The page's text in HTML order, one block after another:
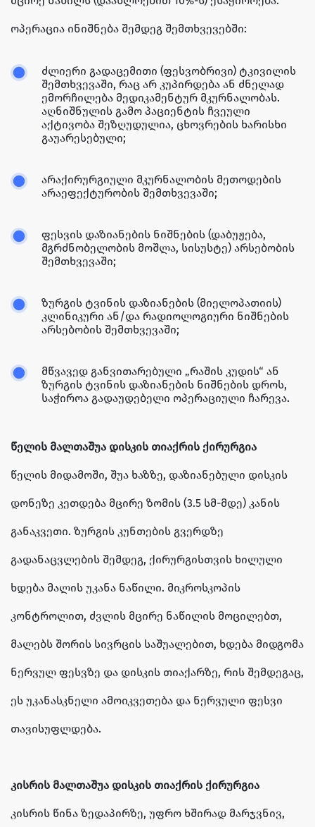
ოპერაცია ინიშნება შემდეგ შემთხვევებში:
ძლიერი გადაცემითი (ფესვობრივი) ტკივილის
შემთხვევაში, რაც არ კუპირდება ან ძნელად
ემორჩილება მედიკამენტურ მკურნალობას.
აღნიშნულის გამო პაციენტის ჩვეული
აქტივობა შეზღუდულია, ცხოვრების ხარისხი
გაუარესებული;
არაქირურგიული მკურნალობის მეთოდების
არაეფექტურობის შემთხვევაში;
ფესვის დაზიანების ნიშნების (დაბუჟება,
მგრძნობელობის მოშლა, სისუსტე) არსებობის
შემთხვევაში;
ზურგის ტვინის დაზიანების (მიელოპათიის)
კლინიკური ან/და რადიოლოგიური ნიშნების
არსებობის შემთხვევაში;
მწვავედ განვითარებული „რაშის კუდის“ ან
ზურგის ტვინის დაზიანების ნიშნების დროს,
საჭიროა გადაუდებელი ოპერაციული ჩარევა.
წელის მალთაშუა დისკის თიაქრის ქირურგია
წელის მიდამოში, შუა ხაზზე, დაზიანებული დისკის
დონეზე კეთდება მცირე ზომის (3.5 სმ-მდე) კანის
განაკვეთი. ზურგის კუნთების გვერდზე
გადანაცვლების შემდეგ, ქირურგისთვის ხილული
ხდება მალის უკანა ნაწილი. მიკროსკოპის
კონტროლით, ძვლის მცირე ნაწილის მოცილებთ,
მალებს შორის სივრცის საშუალებით, ხდება მიდგომა
ნერვულ ფესვზე და დისკის თიაქარზე, რის შემდეგაც,
ეს უკანასკნელი ამოიკვეთება და ნერვული ფესვი
თავისუფლდება.
კისრის მალთაშუა დისკის თიაქრის ქირურგია
კისრის წინა ზედაპირზე, უფრო ხშირად მარჯვნივ,